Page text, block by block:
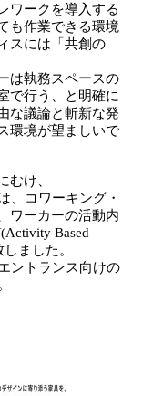
ワークを導入する
も作業できる環境
スには「共創の
は執務スペースの
で行う、と明確に
な議論と斬新な発
環境が望ましいで
むけ、
、コワーキング・
ワーカーの活動内
Based
ました。
ントランス向けの